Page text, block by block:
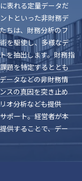
表れる定量データだ
トといった非財務デ
ちは、財務分析のフ
を駆使し、多様なデ
を抽出します。財務指
題を特定するととも
ータなどの非財務情
スの真因を突き止め
オ分析なども提供
ポート。経営者が本
供することで、デー